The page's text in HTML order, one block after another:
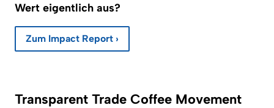
Wert eigentlich aus?
Zum Impact Report ›
Transparent Trade Coffee Movement